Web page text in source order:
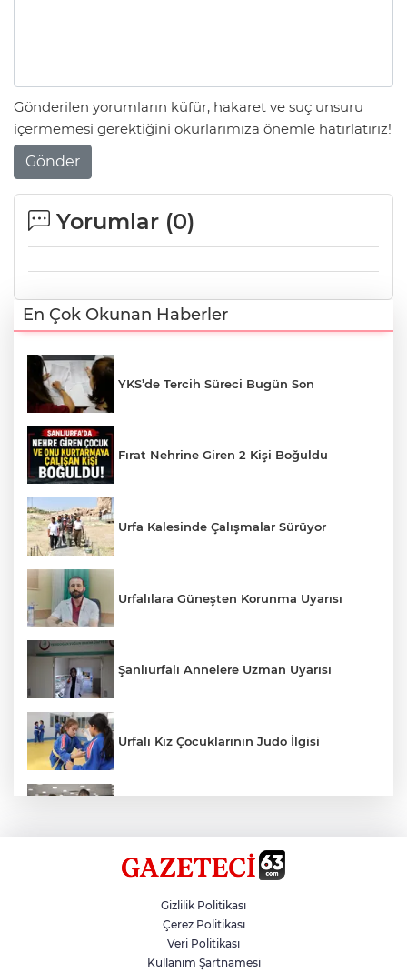
Gönderilen yorumların küfür, hakaret ve suç unsuru
içermemesi gerektiğini okurlarımıza önemle hatırlatırız!
Gönder
Yorumlar (0)
En Çok Okunan Haberler
YKS’de Tercih Süreci Bugün Son
Fırat Nehrine Giren 2 Kişi Boğuldu
Urfa Kalesinde Çalışmalar Sürüyor
Urfalılara Güneşten Korunma Uyarısı
Şanlıurfalı Annelere Uzman Uyarısı
Urfalı Kız Çocuklarının Judo İlgisi
Zincirleme Kazada 7 Kişi Yaralandı
Şanlıurfalı 300 Kadına İstihdam
Gizlilik Politikası
Çerez Politikası
Veri Politikası
Kullanım Şartnamesi